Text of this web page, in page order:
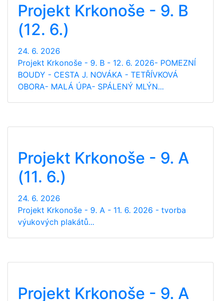
Projekt Krkonoše - 9. B
(12. 6.)
24. 6. 2026
Projekt Krkonoše - 9. B - 12. 6. 2026- POMEZNÍ
BOUDY - CESTA J. NOVÁKA - TETŘÍVKOVÁ
OBORA- MALÁ ÚPA- SPÁLENÝ MLÝN...
Projekt Krkonoše - 9. A
(11. 6.)
24. 6. 2026
Projekt Krkonoše - 9. A - 11. 6. 2026 - tvorba
výukových plakátů...
Projekt Krkonoše - 9. A